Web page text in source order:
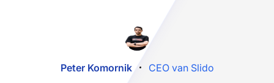
Peter Komornik CEO van Slido